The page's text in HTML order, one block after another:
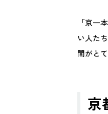
「京一
い人た
間がと
京